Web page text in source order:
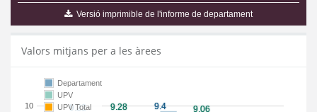
Versió imprimible de l'informe de departament
Valors mitjans per a les àrees
10
Departament
UPV
UPV Total